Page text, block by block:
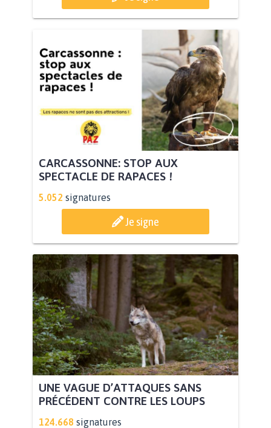
CARCASSONNE: STOP AUX
SPECTACLE DE RAPACES !
5.052 signatures
Je signe
UNE VAGUE D’ATTAQUES SANS
PRÉCÉDENT CONTRE LES LOUPS
124.668 signatures